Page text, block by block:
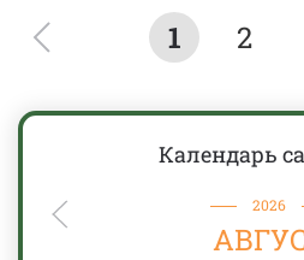
1 2
Календарь
2026